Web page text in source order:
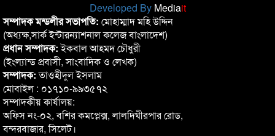
Developed By Mediait
সম্পাদক মন্ডলীর সভাপতি: মোহাম্মাদ মহি উদ্দিন
(অধ্যক্ষ,সার্ক ইন্টারন্যাশনাল কলেজ বাংলাদেশ)
প্রধান সম্পাদক:ইকবাল আহমদ চৌধুরী
(ইংল্যান্ড প্রবাসী, সাংবাদিক ও লেখক)
সম্পাদক:তাওহীদুল ইসলাম
মোবাইল : ০১৭১০-৯৯৩৫৭২
সম্পাদকীয় কার্যালয়:
অফিস নং-০২, বশির কমপ্লেক্স, লালদিঘীরপার রোড,
বন্দরবাজার, সিলেট।